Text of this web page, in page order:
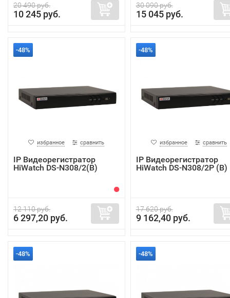
20 490 руб.
10 245 руб.
30 090 руб.
15 045 руб.
-48%
избранное сравнить
IP Видеорегистратор
HiWatch DS-N308/2(B)
12 110 руб.
6 297,20 руб.
-48%
избранное сравнить
IP Видеорегистратор
HiWatch DS-N308/2P (B)
17 620 руб.
9 162,40 руб.
-48% -48%